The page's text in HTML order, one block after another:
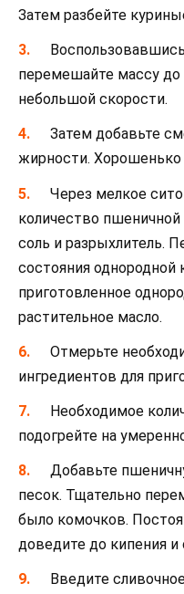
Затем разбейте
перемешайте массу до
небольшой скорости.
Затем добавьте
жирности.
Через мелкое
количество
соль и разрыхлитель.
состояния однородной
приготовленное
растительное масло.
Отмерьте
ингредиентов для
Необходимое
подогрейте на
Добавьте
песок. Тщательно
было комочков.
доведите до кипения и
Введите